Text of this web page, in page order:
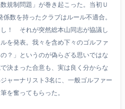
規制問題」が巻き起こった。当初Ｕ
数を持ったクラブはルール不適合。
！ それが突然総本山同志が協議し
を発表。我々を含め下々のゴルファ
？」というのが偽らざる思いではな
決まった合意も、実は良く分からな
ャーナリスト3名に、一般ゴルファー
を奮ってもらった。